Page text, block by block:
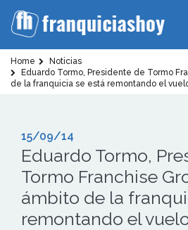
Home
Noticias
Eduardo Tormo, Presidente de Tormo
de la franquicia se está remontando el
15/09/14
Eduardo Tormo,
Tormo Franchise
ámbito de la
remontando el